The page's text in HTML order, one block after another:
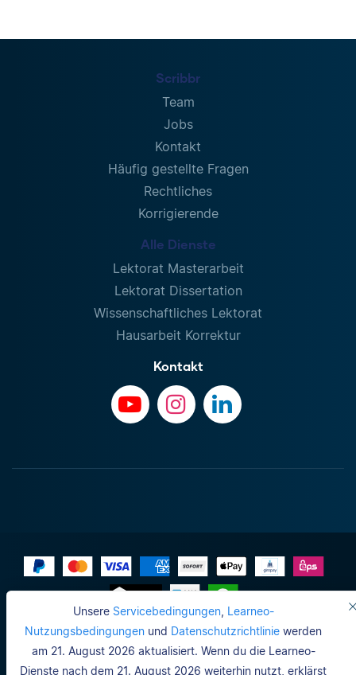
Unsere Servicebedingungen, Learneo-
Nutzungsbedingungen und Datenschutzrichtlinie werden
am 21. August 2026 aktualisiert. Wenn du die Learneo-
Dienste nach dem 21. August 2026 weiterhin nutzt, erklärst
Scribbr
Team
Jobs
Kontakt
Häufig gestellte Fragen
Rechtliches
Korrigierende
Alle Dienste
Lektorat Masterarbeit
Lektorat Dissertation
Wissenschaftliches Lektorat
Hausarbeit Korrektur
Kontakt
Impressum
Do not sell or share my personal info